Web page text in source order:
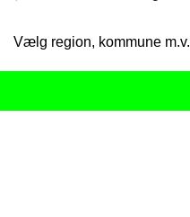
Vælg region, kommune m.v.